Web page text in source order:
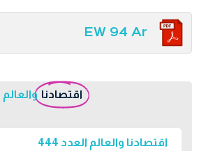
EW 94 Ar
اقتصادنا والعالم
اقتصادنا والعالم العدد 444